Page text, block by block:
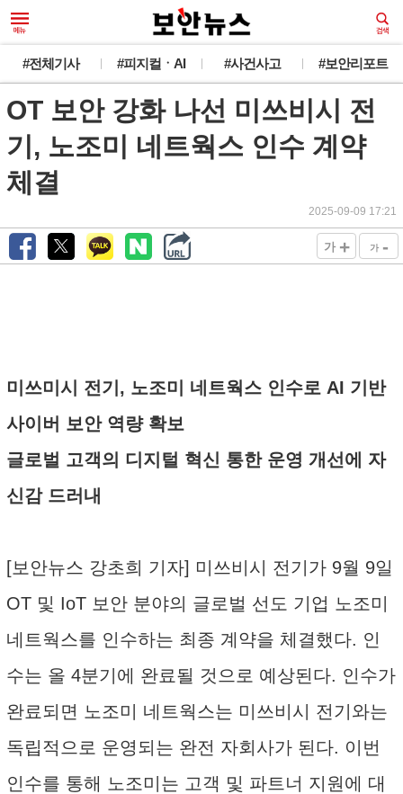
#전체기사 #피지컬ㆍAI #사건사고 #보안리포트
OT 보안 강화 나선 미쓰비시 전
기, 노조미 네트웍스 인수 계약
체결
2025-09-09 17:21
가 + 가 -
미쓰미시 전기, 노조미 네트웍스 인수로 AI 기반
사이버 보안 역량 확보
글로벌 고객의 디지털 혁신 통한 운영 개선에 자
신감 드러내
[보안뉴스 강초희 기자] 미쓰비시 전기가 9월 9일
OT 및 IoT 보안 분야의 글로벌 선도 기업 노조미
네트웍스를 인수하는 최종 계약을 체결했다. 인
수는 올 4분기에 완료될 것으로 예상된다. 인수가
완료되면 노조미 네트웍스는 미쓰비시 전기와는
독립적으로 운영되는 완전 자회사가 된다. 이번
인수를 통해 노조미는 고객 및 파트너 지원에 대